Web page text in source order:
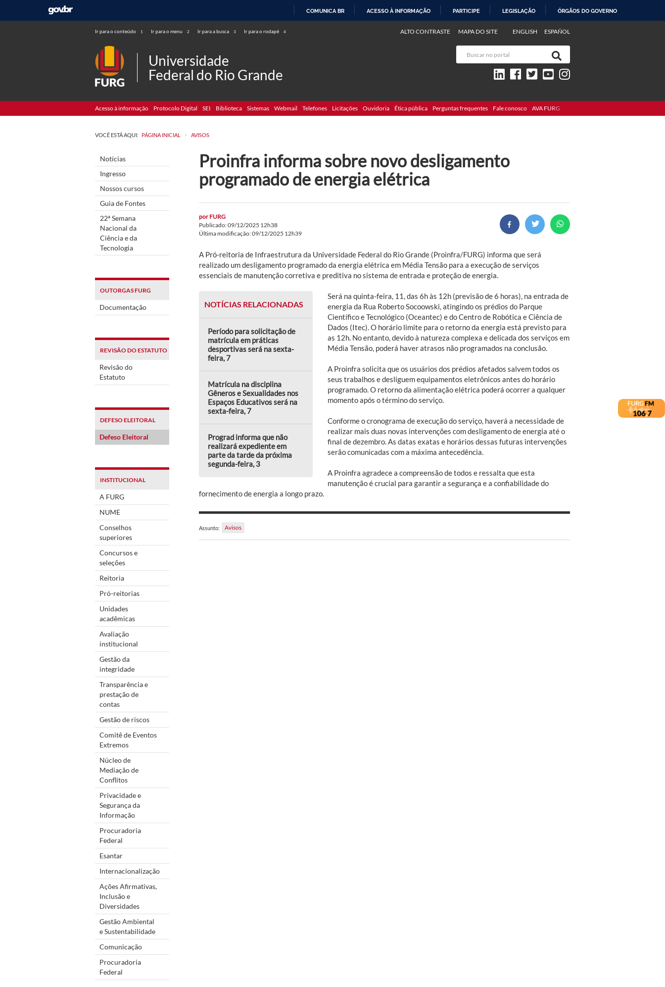
COMUNICA BR ACESSO À INFORMAÇÃO PARTICIPE LEGISLAÇÃO ÓRGÃOS DO GOVERNO
Ir para o conteúdo 1 Ir para o menu 2 Ir para a busca 3 Ir para o rodapé 4 ENGLISH ESPAÑOL
ALTO CONTRASTE MAPA DO SITE
Universidade
Federal do Rio Grande
Acesso à informação Protocolo Digital SEI Biblioteca Sistemas Webmail Telefones Licitações Ouvidoria Ética pública Perguntas frequentes Fale conosco AVA FURG
VOCÊ ESTÁ AQUI: PÁGINA INICIAL > AVISOS
Notícias
Ingresso
Nossos cursos
Guia de Fontes
22ª Semana
Nacional da
Ciência e da
Tecnologia
OUTORGAS FURG
Documentação
REVISÃO DO ESTATUTO
Revisão do
Estatuto
DEFESO ELEITORAL
Defeso Eleitoral
INSTITUCIONAL
A FURG
NUME
Conselhos
superiores
Concursos e
seleções
Reitoria
Pró-reitorias
Unidades
acadêmicas
Avaliação
institucional
Gestão da
integridade
Transparência e
prestação de
contas
Gestão de riscos
Comitê de Eventos
Extremos
Núcleo de
Mediação de
Conflitos
Privacidade e
Segurança da
Informação
Procuradoria
Federal
Esantar
Internacionalização
Ações Afirmativas,
Inclusão e
Diversidades
Gestão Ambiental
e Sustentabilidade
Comunicação
Procuradoria
Federal
Proinfra informa sobre novo desligamento
programado de energia elétrica
por FURG
Publicado: 09/12/2025 12h38
Última modificação: 09/12/2025 12h39
A Pró-reitoria de Infraestrutura da Universidade Federal do Rio Grande (Proinfra/FURG) informa que será
realizado um desligamento programado da energia elétrica em Média Tensão para a execução de serviços
essenciais de manutenção corretiva e preditiva no sistema de entrada e proteção de energia.
NOTÍCIAS RELACIONADAS
Período para solicitação de
matrícula em práticas
desportivas será na sexta-
feira, 7
Matrícula na disciplina
Gêneros e Sexualidades nos
Espaços Educativos será na
sexta-feira, 7
Prograd informa que não
realizará expediente em
parte da tarde da próxima
segunda-feira, 3
Será na quinta-feira, 11, das 6h às 12h (previsão de 6 horas), na entrada de
energia da Rua Roberto Socoowski, atingindo os prédios do Parque
Científico e Tecnológico (Oceantec) e do Centro de Robótica e Ciência de
Dados (Itec). O horário limite para o retorno da energia está previsto para
as 12h. No entanto, devido à natureza complexa e delicada dos serviços em
Média Tensão, poderá haver atrasos não programados na conclusão.
A Proinfra solicita que os usuários dos prédios afetados salvem todos os
seus trabalhos e desliguem equipamentos eletrônicos antes do horário
programado. O retorno da alimentação elétrica poderá ocorrer a qualquer
momento após o término do serviço.
Conforme o cronograma de execução do serviço, haverá a necessidade de
realizar mais duas novas intervenções com desligamento de energia até o
final de dezembro. As datas exatas e horários dessas futuras intervenções
serão comunicadas com a máxima antecedência.
A Proinfra agradece a compreensão de todos e ressalta que esta
manutenção é crucial para garantir a segurança e a confiabilidade do
fornecimento de energia a longo prazo.
Assunto: Avisos